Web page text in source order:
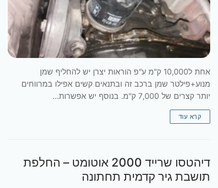
אחת ל10,000 ק"מ ע"פ הוראות יצרן יש להחליף שמן
מנוע+פילטר שמן ברכב זה ובתנאים קשים אפילו במרווחים
יותר קצרים של 7,000 ק"מ. בנוסף יש אפשרות…
קרא עוד
דיהטסו שרייד 2000 אוטומט – החלפת
תושבת גיר קדמית תחתונה